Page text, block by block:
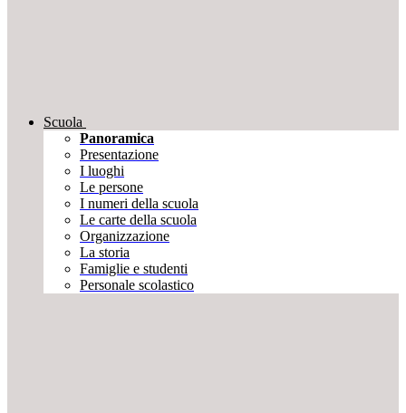
Scuola
Panoramica
Presentazione
I luoghi
Le persone
I numeri della scuola
Le carte della scuola
Organizzazione
La storia
Famiglie e studenti
Personale scolastico